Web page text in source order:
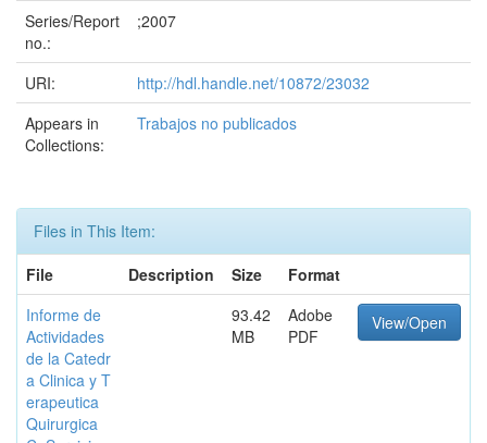
Series/Report
no.:
;2007
URI:
http://hdl.handle.net/10872/23032
Appears in
Collections:
Trabajos no publicados
Files in This Item:
File
Description Size
Format
Informe de
Actividades
de la Catedr
a Clinica y T
erapeutica
Quirurgica
93.42
MB
Adobe
PDF
View/Open